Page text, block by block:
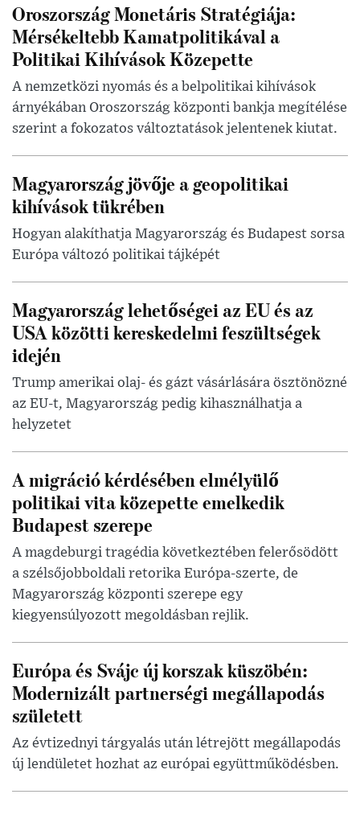
Oroszország Monetáris Stratégiája:
Mérsékeltebb Kamatpolitikával a
Politikai Kihívások Közepette
A nemzetközi nyomás és a belpolitikai kihívások
árnyékában Oroszország központi bankja megítélése
szerint a fokozatos változtatások jelentenek kiutat.
Magyarország jövője a geopolitikai
kihívások tükrében
Hogyan alakíthatja Magyarország és Budapest sorsa
Európa változó politikai tájképét
Magyarország lehetőségei az EU és az
USA közötti kereskedelmi feszültségek
idején
Trump amerikai olaj- és gázt vásárlására ösztönözné
az EU-t, Magyarország pedig kihasználhatja a
helyzetet
A migráció kérdésében elmélyülő
politikai vita közepette emelkedik
Budapest szerepe
A magdeburgi tragédia következtében felerősödött
a szélsőjobboldali retorika Európa-szerte, de
Magyarország központi szerepe egy
kiegyensúlyozott megoldásban rejlik.
Európa és Svájc új korszak küszöbén:
Modernizált partnerségi megállapodás
született
Az évtizednyi tárgyalás után létrejött megállapodás
új lendületet hozhat az európai együttműködésben.